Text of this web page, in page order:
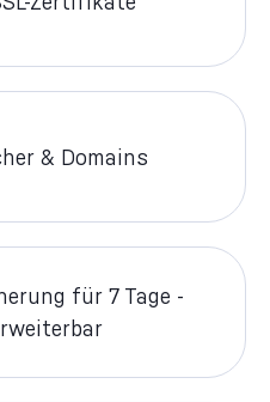
& Domains
für 7 Tage -